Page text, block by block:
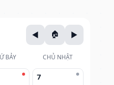
BẢY
CHỦ NHẬT
7